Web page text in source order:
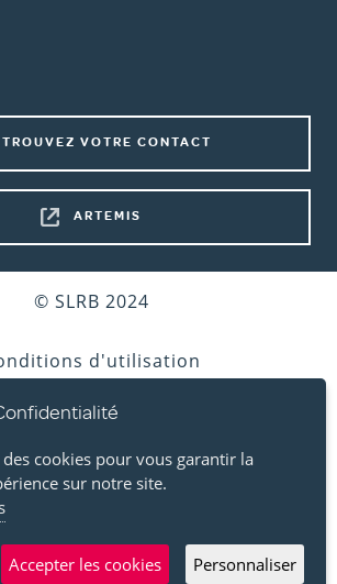
TROUVEZ VOTRE CONTACT
ARTEMIS
© SLRB 2024
d'utilisation
Vie privée
Cookies
Accessibilité
des cookies pour vous garantir la
sur notre site.
Accepter les cookies Personnaliser